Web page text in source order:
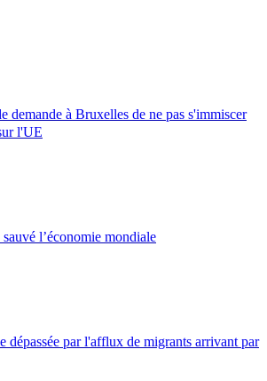
à Bruxelles de ne pas s'immiscer
l'UE
l’économie mondiale
dépassée par l'afflux de migrants arrivant par